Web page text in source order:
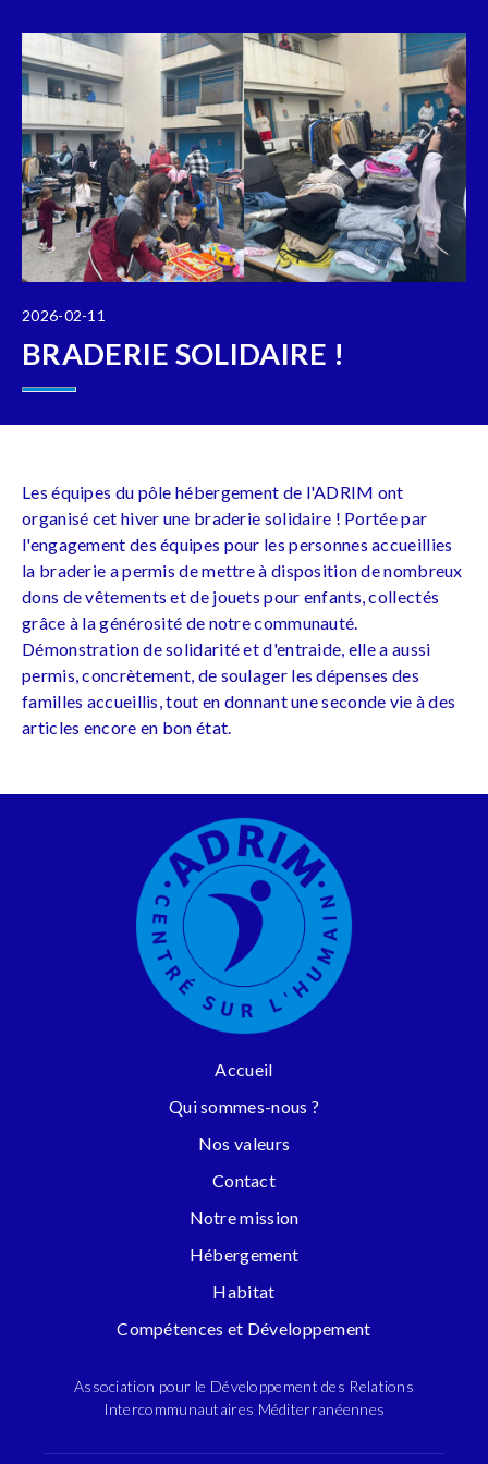
2026-02-11
BRADERIE SOLIDAIRE !
Les équipes du pôle hébergement de l'ADRIM ont
organisé cet hiver une braderie solidaire ! Portée par
l'engagement des équipes pour les personnes accueillies
la braderie a permis de mettre à disposition de nombreux
dons de vêtements et de jouets pour enfants, collectés
grâce à la générosité de notre communauté.
Démonstration de solidarité et d'entraide, elle a aussi
permis, concrètement, de soulager les dépenses des
familles accueillis, tout en donnant une seconde vie à des
articles encore en bon état.
Accueil
Qui sommes-nous ?
Nos valeurs
Contact
Notre mission
Hébergement
Habitat
Compétences et Développement
Association pour le Développement des Relations
Intercommunautaires Méditerranéennes